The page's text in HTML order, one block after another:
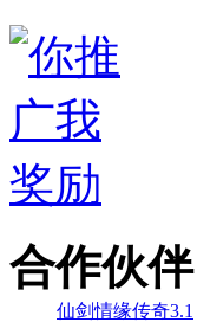
合作伙
仙剑情缘传奇3.1